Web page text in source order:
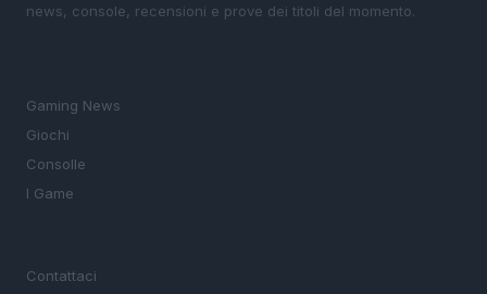
news, console, recensioni e prove dei titoli del momento.
Gaming News
Giochi
Consolle
I Game
Contattaci